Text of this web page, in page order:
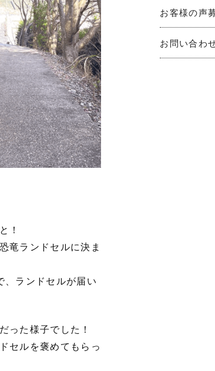
！
竜ランドセルに決ま
ランドセルが届い
った様子でした！
セルを褒めてもらっ
お客様の声
お問い合わ